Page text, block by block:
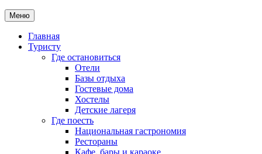
Меню
Главная
Туристу
Где остановиться
Отели
Базы отдыха
Гостевые дома
Хостелы
Детские лагеря
Где поесть
Национальная гастрономия
Рестораны
Кафе, бары и караоке